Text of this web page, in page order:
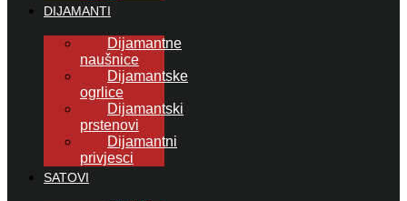
DIJAMANTI
Dijamantne
naušnice
Dijamantske
ogrlice
Dijamantski
prstenovi
Dijamantni
privjesci
SATOVI